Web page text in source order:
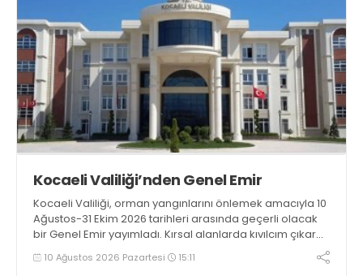
Kocaeli Valiliği’nden Genel Emir
Kocaeli Valiliği, orman yangınlarını önlemek amacıyla 10
Ağustos-31 Ekim 2026 tarihleri arasında geçerli olacak
bir Genel Emir yayımladı. Kırsal alanlarda kıvılcım çıkaran
makine kullanacak kişilerin önceden kolluk kuvvetlerine
bildirim yapması ve yanlarında 6 kilogramlık yangın tüpü
10 Ağustos 2026 Pazartesi 15:11